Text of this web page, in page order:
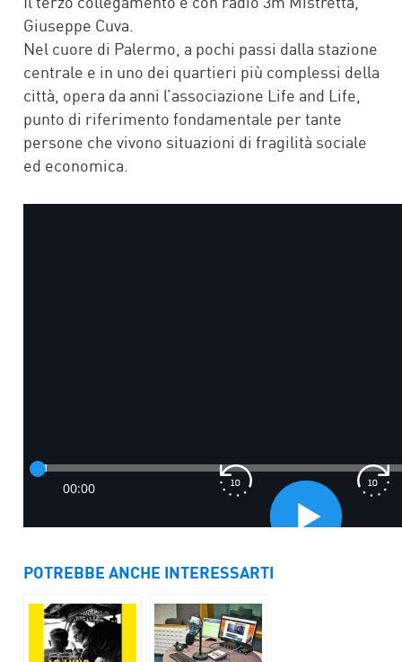
Giuseppe Cuva.
Nel cuore di Palermo, a pochi passi dalla stazione
centrale e in uno dei quartieri più complessi della
città, opera da anni l’associazione Life and Life,
punto di riferimento fondamentale per tante
persone che vivono situazioni di fragilità sociale
ed economica.
POTREBBE ANCHE INTERESSARTI